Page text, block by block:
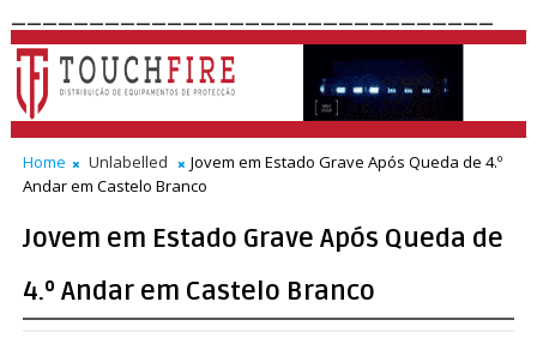
Home Unlabelled
Jovem em Estado Grave Após Queda de 4.º
Andar em Castelo Branco
Jovem em Estado Grave Após Queda de
4.º Andar em Castelo Branco